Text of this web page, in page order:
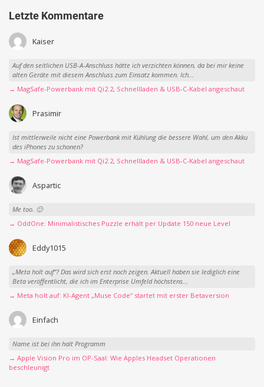
Letzte Kommentare
Kaiser
Auf den seitlichen USB-A-Anschluss hätte ich verzichten können, da bei mir keine
alten Geräte mit diesem Anschluss zum Einsatz kommen. Ich...
→ MagSafe-Powerbank mit Qi2.2, Schnellladen & USB-C-Kabel angeschaut
Prasimir
Ist mittlerweile nicht eine Powerbank mit Kühlung die bessere Wahl, um den Akku
des iPhones zu schonen?
→ MagSafe-Powerbank mit Qi2.2, Schnellladen & USB-C-Kabel angeschaut
Aspartic
Me too. 🙂
→ OddOne: Minimalistisches Puzzle erhält per Update 150 neue Level
Eddy1015
„Meta holt auf“? Das wird sich erst noch zeigen. Aktuell haben sie lediglich eine
Beta veröffentlicht, die ich im Enterprise Umfeld höchstens...
→ Meta holt auf: KI-Agent „Muse Code“ startet mit erster Betaversion
Einfach
Name ist bei ihn halt Programm
→ Apple Vision Pro im OP-Saal: Wie Apples Headset Operationen
beschleunigt